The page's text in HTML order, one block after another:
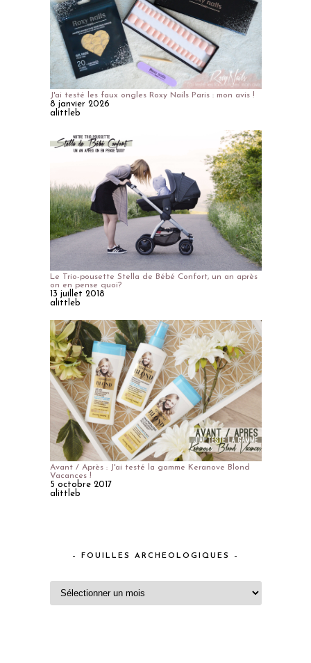
J'ai testé les faux ongles Roxy Nails Paris : mon avis !
8 janvier 2026
alittleb
Le Trio-pousette Stella de Bébé Confort, un an après
on en pense quoi?
13 juillet 2018
alittleb
Avant / Après : J'ai testé la gamme Keranove Blond
Vacances !
5 octobre 2017
alittleb
– FOUILLES ARCHEOLOGIQUES –